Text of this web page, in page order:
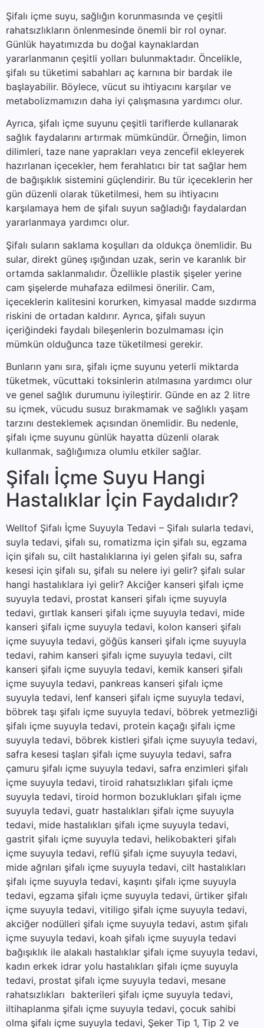
Şifalı içme suyu, sağlığın korunmasında ve çeşitli
rahatsızlıkların önlenmesinde önemli bir rol oynar.
Günlük hayatımızda bu doğal kaynaklardan
yararlanmanın çeşitli yolları bulunmaktadır. Öncelikle,
şifalı su tüketimi sabahları aç karnına bir bardak ile
başlayabilir. Böylece, vücut su ihtiyacını karşılar ve
metabolizmamızın daha iyi çalışmasına yardımcı olur.
Ayrıca, şifalı içme suyunu çeşitli tariflerde kullanarak
sağlık faydalarını artırmak mümkündür. Örneğin, limon
dilimleri, taze nane yaprakları veya zencefil ekleyerek
hazırlanan içecekler, hem ferahlatıcı bir tat sağlar hem
de bağışıklık sistemini güçlendirir. Bu tür içeceklerin her
gün düzenli olarak tüketilmesi, hem su ihtiyacını
karşılamaya hem de şifalı suyun sağladığı faydalardan
yararlanmaya yardımcı olur.
Şifalı suların saklama koşulları da oldukça önemlidir. Bu
sular, direkt güneş ışığından uzak, serin ve karanlık bir
ortamda saklanmalıdır. Özellikle plastik şişeler yerine
cam şişelerde muhafaza edilmesi önerilir. Cam,
içeceklerin kalitesini korurken, kimyasal madde sızdırma
riskini de ortadan kaldırır. Ayrıca, şifalı suyun
içeriğindeki faydalı bileşenlerin bozulmaması için
mümkün olduğunca taze tüketilmesi gerekir.
Bunların yanı sıra, şifalı içme suyunu yeterli miktarda
tüketmek, vücuttaki toksinlerin atılmasına yardımcı olur
ve genel sağlık durumunu iyileştirir. Günde en az 2 litre
su içmek, vücudu susuz bırakmamak ve sağlıklı yaşam
tarzını desteklemek açısından önemlidir. Bu nedenle,
şifalı içme suyunu günlük hayatta düzenli olarak
kullanmak, sağlığımıza olumlu etkiler sağlar.
Şifalı İçme Suyu Hangi
Hastalıklar İçin Faydalıdır?
Welltof Şifalı İçme Suyuyla Tedavi – Şifalı sularla tedavi,
suyla tedavi, şifalı su, romatizma için şifalı su, egzama
için şifalı su, cilt hastalıklarına iyi gelen şifalı su, safra
kesesi için şifalı su, şifalı su nelere iyi gelir? şifalı sular
hangi hastalıklara iyi gelir? Akciğer kanseri şifalı içme
suyuyla tedavi, prostat kanseri şifalı içme suyuyla
tedavi, gırtlak kanseri şifalı içme suyuyla tedavi, mide
kanseri şifalı içme suyuyla tedavi, kolon kanseri şifalı
içme suyuyla tedavi, göğüs kanseri şifalı içme suyuyla
tedavi, rahim kanseri şifalı içme suyuyla tedavi, cilt
kanseri şifalı içme suyuyla tedavi, kemik kanseri şifalı
içme suyuyla tedavi, pankreas kanseri şifalı içme
suyuyla tedavi, lenf kanseri şifalı içme suyuyla tedavi,
böbrek taşı şifalı içme suyuyla tedavi, böbrek yetmezliği
şifalı içme suyuyla tedavi, protein kaçağı şifalı içme
suyuyla tedavi, böbrek kistleri şifalı içme suyuyla tedavi,
safra kesesi taşları şifalı içme suyuyla tedavi, safra
çamuru şifalı içme suyuyla tedavi, safra enzimleri şifalı
içme suyuyla tedavi, tiroid rahatsızlıkları şifalı içme
suyuyla tedavi, tiroid hormon bozuklukları şifalı içme
suyuyla tedavi, guatr hastalıkları şifalı içme suyuyla
tedavi, mide hastalıkları şifalı içme suyuyla tedavi,
gastrit şifalı içme suyuyla tedavi, helikobakteri şifalı
içme suyuyla tedavi, reflü şifalı içme suyuyla tedavi,
mide ağrıları şifalı içme suyuyla tedavi, cilt hastalıkları
şifalı içme suyuyla tedavi, kaşıntı şifalı içme suyuyla
tedavi, egzama şifalı içme suyuyla tedavi, ürtiker şifalı
içme suyuyla tedavi, vitiligo şifalı içme suyuyla tedavi,
akciğer nodülleri şifalı içme suyuyla tedavi, astım şifalı
içme suyuyla tedavi, koah şifalı içme suyuyla tedavi
bağışıklık ile alakalı hastalıklar şifalı içme suyuyla tedavi,
kadın erkek idrar yolu hastalıkları şifalı içme suyuyla
tedavi, prostat şifalı içme suyuyla tedavi, mesane
rahatsızlıkları bakterileri şifalı içme suyuyla tedavi,
iltihaplanma şifalı içme suyuyla tedavi, çocuk sahibi
olma şifalı içme suyuyla tedavi, Şeker Tip 1, Tip 2 ve